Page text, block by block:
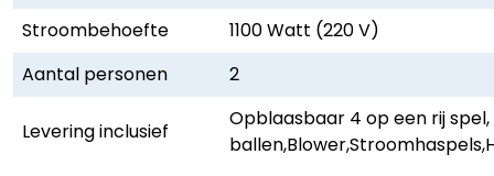
Stroombehoefte
1100 Watt (220 V)
Aantal personen
2
Levering inclusief
Opblaasbaar 4 op een rij